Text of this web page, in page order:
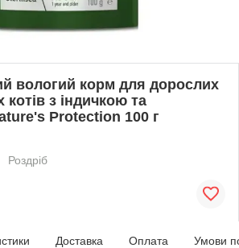
вологий корм для дорослих
котів з індичкою та
Protection 100 г
Роздріб
Доставка Оплата Умови